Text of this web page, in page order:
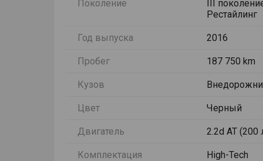
Поколение
III
Рестайлинг
Год выпуска 2016
Пробег 187 750 km
Кузов
Цвет Черный
Двигатель 2.2d AT (200
Комплектация High-Tech